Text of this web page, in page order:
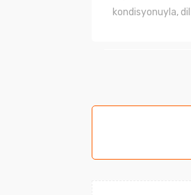
kondisyonuyla,
Ürün